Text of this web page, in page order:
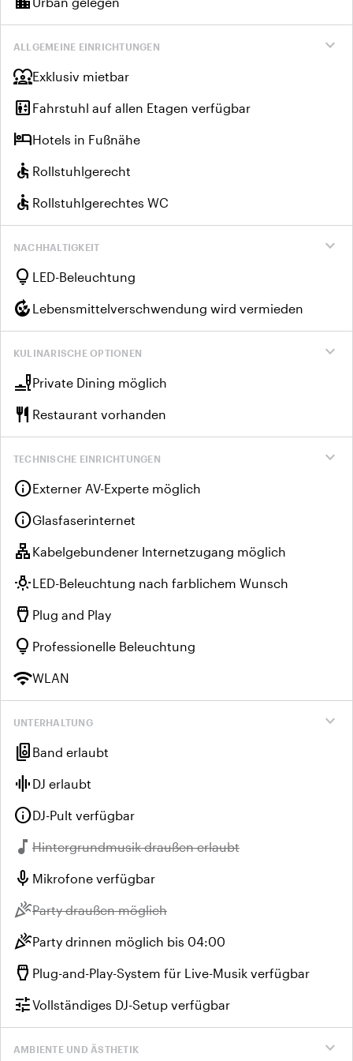
expand_more
ALLGEMEINE EINRICHTUNGEN
diversity_1Exklusiv mietbar
elevator Fahrstuhl auf allen Etagen verfügbar
hotelHotels in Fußnähe
accessible Rollstuhlgerecht
accessible Rollstuhlgerechtes WC
expand_more
NACHHALTIGKEIT
lightbulb LED-Beleuchtung
compost Lebensmittelverschwendung wird vermieden
expand_more
KULINARISCHE OPTIONEN
brunch_diningPrivate Dining möglich
restaurant Restaurant vorhanden
expand_more
TECHNISCHE EINRICHTUNGEN
infoExterner AV-Experte möglich
infoGlasfaserinternet
lan Kabelgebundener Internetzugang möglich
wb_incandescentLED-Beleuchtung nach farblichem Wunsch
settings_input_hdmi Plug and Play
lightbulb Professionelle Beleuchtung
wifiWLAN
expand_more
UNTERHALTUNG
speaker_group Band erlaubt
graphic_eq DJ erlaubt
infoDJ-Pult verfügbar
music_note Nicht verfügbar:
Hintergrundmusik draußen erlaubt
mic Mikrofone verfügbar
celebrationNicht verfügbar:
Party draußen möglich
celebrationParty drinnen möglich bis 04:00
settings_input_hdmi Plug-and-Play-System für Live-Musik verfügbar
tuneVollständiges DJ-Setup verfügbar
expand_more
AMBIENTE UND ÄSTHETIK